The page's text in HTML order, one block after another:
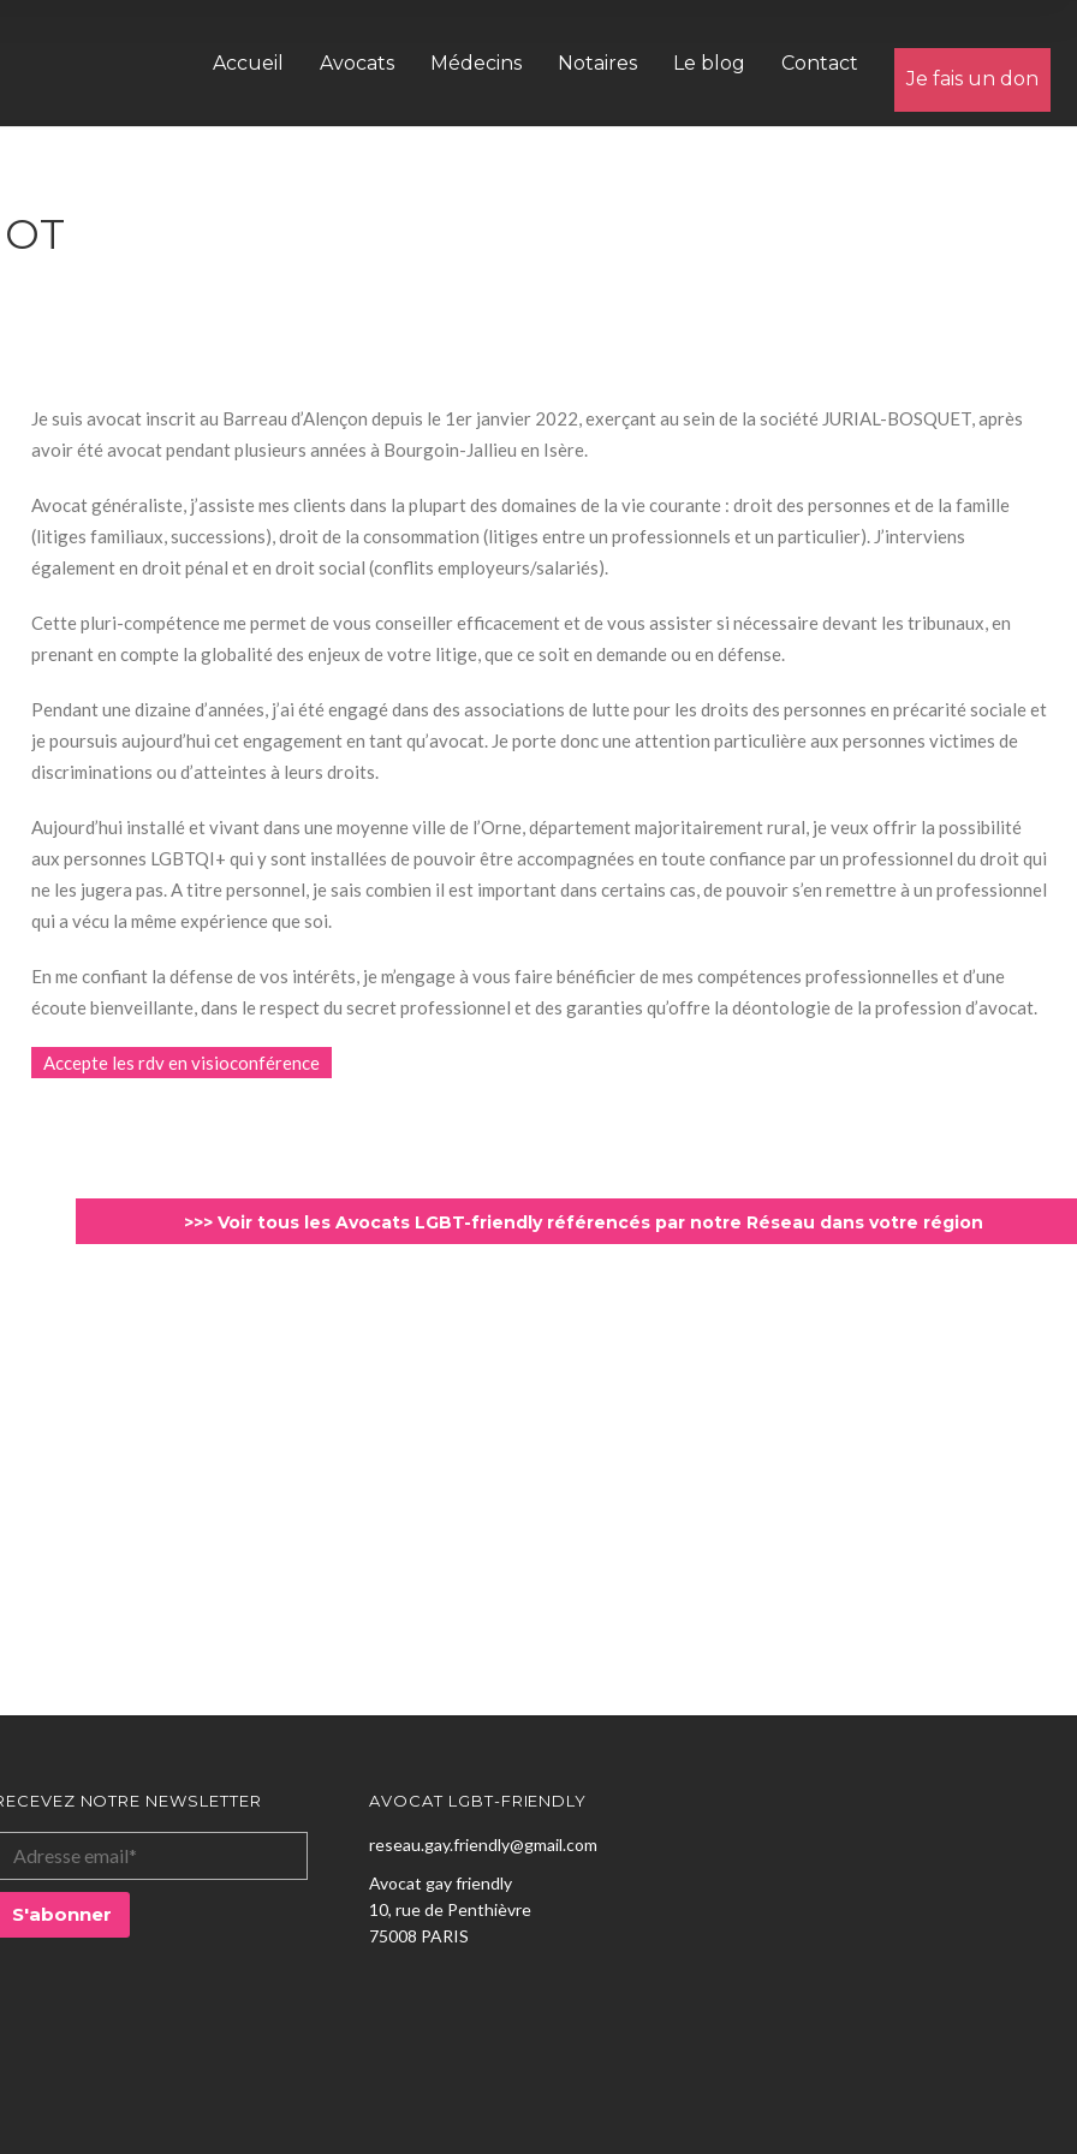
Accueil Avocats Médecins Notaires Le blog Contact
Je fais un don
Je suis avocat inscrit au Barreau d’Alençon depuis le 1er janvier 2022, exerçant au sein de la société JURIAL-BOSQUET, après
avoir été avocat pendant plusieurs années à Bourgoin-Jallieu en Isère.
Avocat généraliste, j’assiste mes clients dans la plupart des domaines de la vie courante : droit des personnes et de la famille
(litiges familiaux, successions), droit de la consommation (litiges entre un professionnels et un particulier). J’interviens
également en droit pénal et en droit social (conflits employeurs/salariés).
Cette pluri-compétence me permet de vous conseiller efficacement et de vous assister si nécessaire devant les tribunaux, en
prenant en compte la globalité des enjeux de votre litige, que ce soit en demande ou en défense.
Pendant une dizaine d’années, j’ai été engagé dans des associations de lutte pour les droits des personnes en précarité sociale et
je poursuis aujourd’hui cet engagement en tant qu’avocat. Je porte donc une attention particulière aux personnes victimes de
discriminations ou d’atteintes à leurs droits.
Aujourd’hui installé et vivant dans une moyenne ville de l’Orne, département majoritairement rural, je veux offrir la possibilité
aux personnes LGBTQI+ qui y sont installées de pouvoir être accompagnées en toute confiance par un professionnel du droit qui
ne les jugera pas. A titre personnel, je sais combien il est important dans certains cas, de pouvoir s’en remettre à un professionnel
qui a vécu la même expérience que soi.
En me confiant la défense de vos intérêts, je m’engage à vous faire bénéficier de mes compétences professionnelles et d’une
écoute bienveillante, dans le respect du secret professionnel et des garanties qu’offre la déontologie de la profession d’avocat.
Accepte les rdv en visioconférence
>>> Voir tous les Avocats LGBT-friendly référencés par notre Réseau dans votre région
NOTRE NEWSLETTER AVOCAT LGBT-FRIENDLY
reseau.gay.friendly@gmail.com
Avocat gay friendly
10, rue de Penthièvre
75008 PARIS